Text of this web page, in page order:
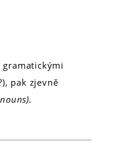
gramatickými
pak zjevně